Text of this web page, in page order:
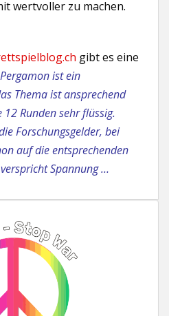
wertvoller zu machen.
gibt es eine
ist ein
Thema ist ansprechend
Runden sehr flüssig.
Forschungsgelder, bei
auf die entsprechenden
Spannung …